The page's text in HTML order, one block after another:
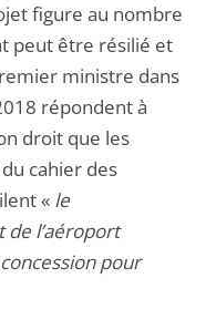
figure au nombre
peut être résilié et
ministre dans
répondent à
droit que les
cahier des
« le
de l’aéroport
pour